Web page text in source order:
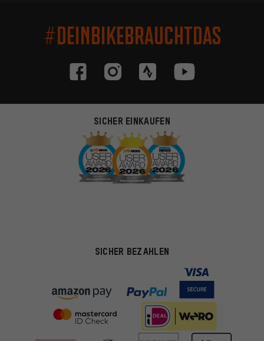
#DEINBIKEBRAUCHTDAS
SICHER EINKAUFEN
SICHER BEZAHLEN